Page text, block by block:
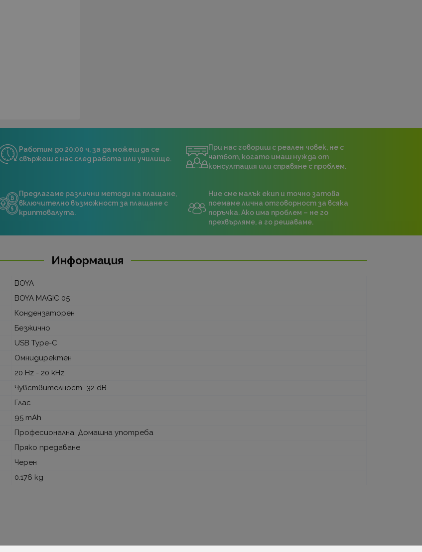
Работим до 20:00 ч, за да можеш да се
свържеш с нас след работа или училище.
При нас говориш с реален човек, не с
чатбот, когато имаш нужда от
консултация или справяне с проблем.
Предлагаме различни методи на плащане,
включително възможност за плащане с
криптовалута.
Ние сме малък екип и точно затова
поемаме лична отговорност за всяка
поръчка. Ако има проблем – не го
прехвърляме, а го решаваме.
Информация
BOYA
BOYA MAGIC 05
Кондензаторен
Безжично
USB Type-C
Омнидиректен
20 Hz - 20 kHz
Чувствителност -32 dB
Глас
95 mAh
Професионална, Домашна употреба
Пряко предаване
Черен
0.176 kg